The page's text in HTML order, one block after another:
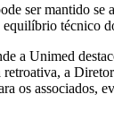
ser mantido
equilíbrio técnico
a Unimed
a
os